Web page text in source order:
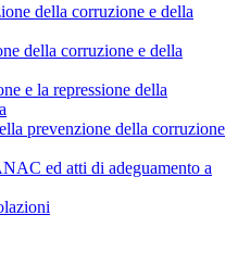
della corruzione e della
della corruzione e della
e la repressione della
prevenzione della corruzione
ed atti di adeguamento a